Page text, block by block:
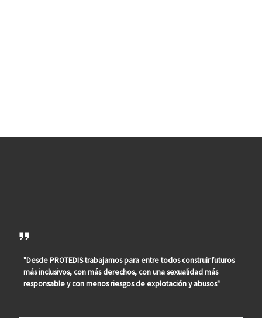
"Desde PROTEDIS trabajamos para entre todos construir futuros
más inclusivos, con más derechos, con una sexualidad más
responsable y con menos riesgos de explotación y abusos"